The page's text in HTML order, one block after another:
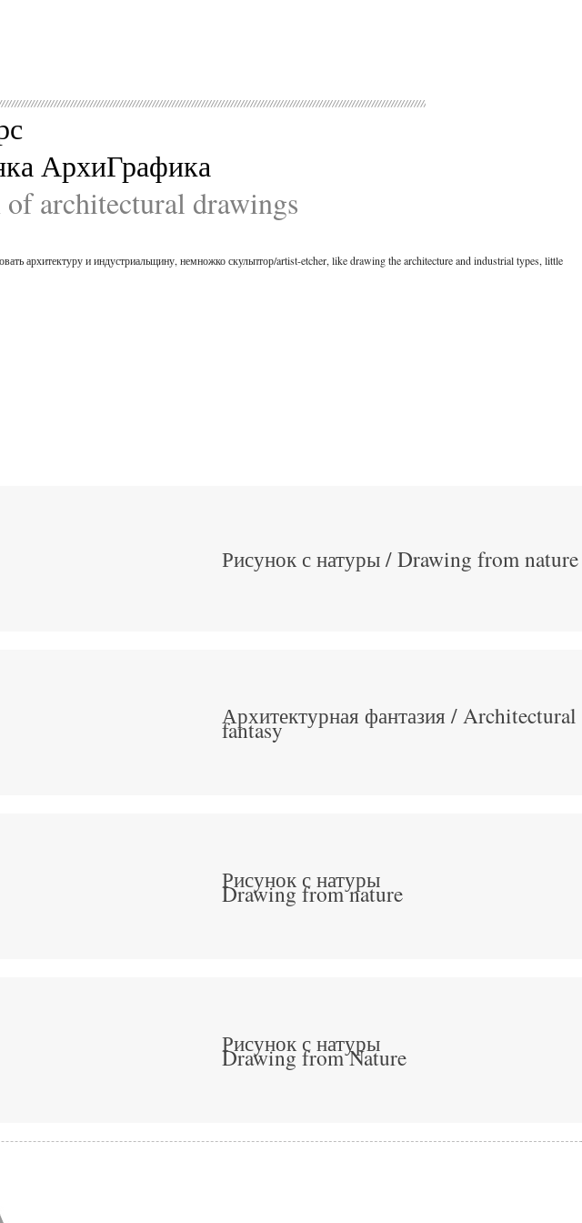
АрхиГрафика
architectural drawings
архитектуру и индустриальщину, немножко скульптор/artist-etcher, like drawing the architecture and industrial types, little
Рисунок с натуры / Drawing from nature
Архитектурная фантазия / Architectural
fantasy
Рисунок с натуры
Drawing from nature
Рисунок с натуры
Drawing from Nature